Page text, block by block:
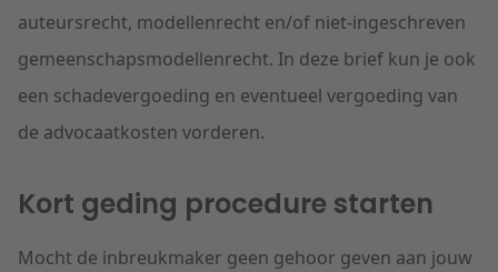
auteursrecht, modellenrecht en/of niet-ingeschreven
gemeenschapsmodellenrecht. In deze brief kun je ook
een schadevergoeding en eventueel vergoeding van
de advocaatkosten vorderen.
Kort geding procedure starten
Mocht de inbreukmaker geen gehoor geven aan jouw